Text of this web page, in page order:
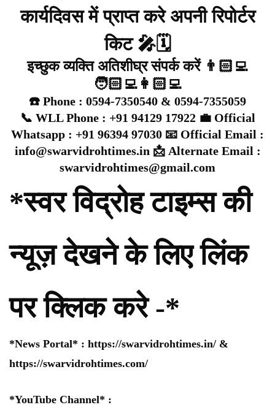
कार्यदिवस में प्राप्त करे अपनी रिपोर्टर
किट 🎤🗓️
इच्छुक व्यक्ति अतिशीघ्र संपर्क करें 👨🏻‍💻
🧑🏻‍💻👩🏻‍💻
☎️ Phone : 0594-7350540 & 0594-7355059
📞 WLL Phone : +91 94129 17922 💼 Official
Whatsapp : +91 96394 97030 📧 Official Email :
info@swarvidrohtimes.in 📩 Alternate Email :
swarvidrohtimes@gmail.com
*स्वर विद्रोह टाइम्स की
न्यूज़ देखने के लिए लिंक
पर क्लिक करे -*
*News Portal* : https://swarvidrohtimes.in/ &
https://swarvidrohtimes.com/
*YouTube Channel* :